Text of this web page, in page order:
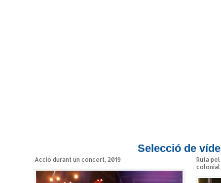
Selecció de
Acció durant un concert, 2019
Ruta